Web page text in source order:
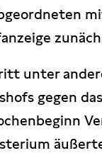
unter
gegen